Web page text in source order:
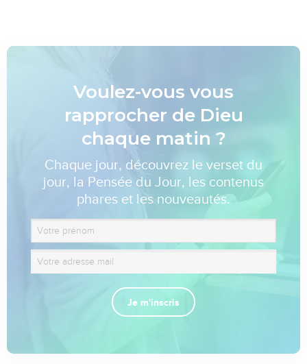
Voulez-vous vous
rapprocher de Dieu
chaque matin ?
Chaque jour, découvrez le verset du
jour, la Pensée du Jour, les contenus
phares et les nouveautés.
Je m'inscris